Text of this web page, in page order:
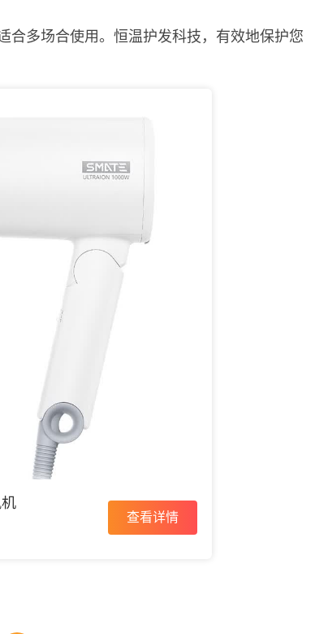
合多场合使用。恒温护发科技，有效地保护您
查看详情